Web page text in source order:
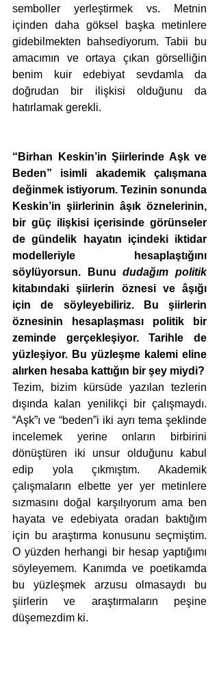
semboller yerleştirmek vs. Metnin
içinden daha göksel başka metinlere
gidebilmekten bahsediyorum. Tabii bu
amacımın ve ortaya çıkan görselliğin
benim kuir edebiyat sevdamla da
doğrudan bir ilişkisi olduğunu da
hatırlamak gerekli.
“Birhan Keskin’in Şiirlerinde Aşk ve
Beden” isimli akademik çalışmana
değinmek istiyorum. Tezinin sonunda
Keskin’in şiirlerinin âşık öznelerinin,
bir güç ilişkisi içerisinde görünseler
de gündelik hayatın içindeki iktidar
modelleriyle hesaplaştığını
söylüyorsun. Bunu dudağım politik
kitabındaki şiirlerin öznesi ve âşığı
için de söyleyebiliriz. Bu şiirlerin
öznesinin hesaplaşması politik bir
zeminde gerçekleşiyor. Tarihle de
yüzleşiyor. Bu yüzleşme kalemi eline
alırken hesaba kattığın bir şey miydi?
Tezim, bizim kürsüde yazılan tezlerin
dışında kalan yenilikçi bir çalışmaydı.
“Aşk”ı ve “beden”i iki ayrı tema şeklinde
incelemek yerine onların birbirini
dönüştüren iki unsur olduğunu kabul
edip yola çıkmıştım. Akademik
çalışmaların elbette yer yer metinlere
sızmasını doğal karşılıyorum ama ben
hayata ve edebiyata oradan baktığım
için bu araştırma konusunu seçmiştim.
O yüzden herhangi bir hesap yaptığımı
söyleyemem. Kanımda ve poetikamda
bu yüzleşmek arzusu olmasaydı bu
şiirlerin ve araştırmaların peşine
düşemezdim ki.